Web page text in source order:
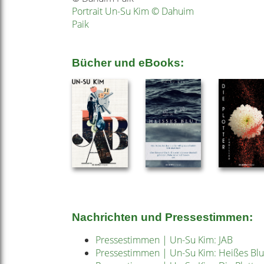
Portrait Un-Su Kim © Dahuim
Paik
Bücher und eBooks:
Nachrichten und Pressestimmen:
Pressestimmen | Un-Su Kim: JAB
Pressestimmen | Un-Su Kim: Heißes